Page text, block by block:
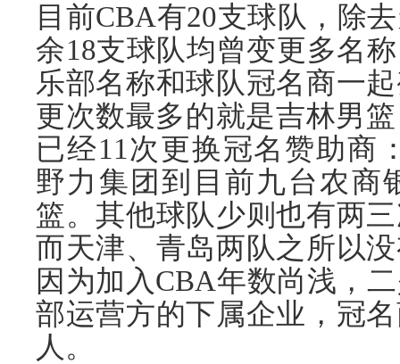
目前CBA有20支球队，除
余18支球队均曾变更多名
乐部名称和球队冠名商一
更次数最多的就是吉林男
已经11次更换冠名赞助商
野力集团到目前九台农商
篮。其他球队少则也有两
而天津、青岛两队之所以
因为加入CBA年数尚浅，
部运营方的下属企业，冠
人。